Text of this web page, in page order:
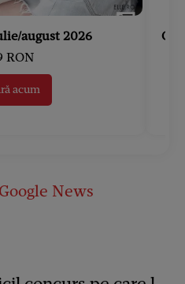
august 2026
RON
acum
Google News